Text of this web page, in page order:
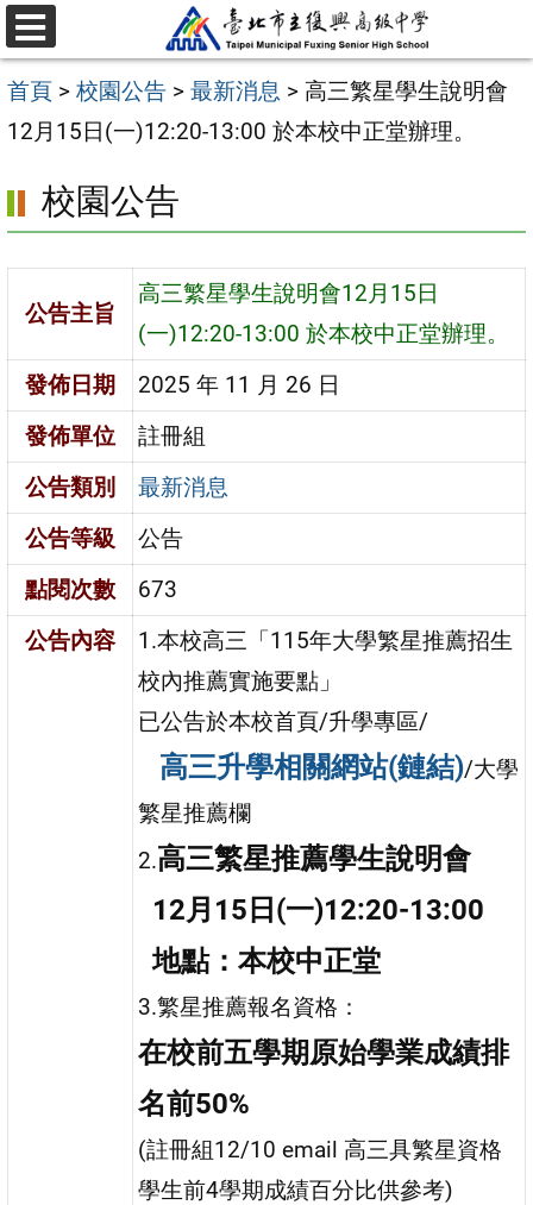
跳
至
主
要
容
區
選
單
首頁 > 校園公告 > 最新消息 > 高三繁星學生說明會
12月15日(一)12:20-13:00 於本校中正堂辦理。
校園公告
公告主旨
高三繁星學生說明會12月15日
(一)12:20-13:00 於本校中正堂辦理。
發佈日期
2025 年 11 月 26 日
發佈單位
註冊組
公告類別
最新消息
公告等級
公告
點閱次數
673
公告內容
1.本校高三「115年大學繁星推薦招生
校內推薦實施要點」
已公告於本校首頁/升學專區/
高三升學相關網站(鏈結)/大學
繁星推薦欄
2.高三繁星推薦學生說明會
12月15日(一)12:20-13:00
地點：本校中正堂
3.繁星推薦報名資格：
在校前五學期原始學業成績排
名前50%
(註冊組12/10 email 高三具繁星資格
學生前4學期成績百分比供參考)